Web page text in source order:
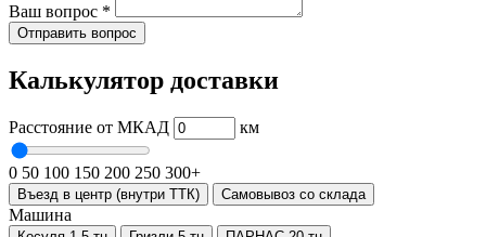
Ваш вопрос *
Отправить вопрос
Калькулятор доставки
Расстояние от МКАД км
0 50 100 150 200 250 300+
Въезд в центр (внутри ТТК) Самовывоз со склада
Машина